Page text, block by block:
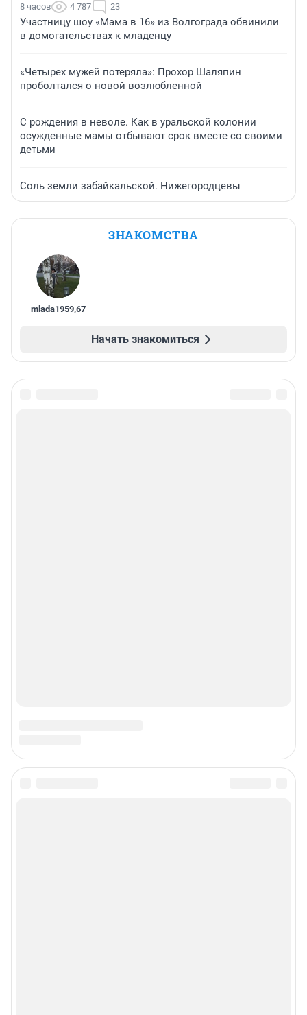
8 часов 4 787 23
Участницу шоу «Мама в 16» из Волгограда обвинили
в домогательствах к младенцу
«Четырех мужей потеряла»: Прохор Шаляпин
проболтался о новой возлюбленной
С рождения в неволе. Как в уральской колонии
осужденные мамы отбывают срок вместе со своими
детьми
Соль земли забайкальской. Нижегородцевы
ЗНАКОМСТВА
mlada1959,67
Начать знакомиться